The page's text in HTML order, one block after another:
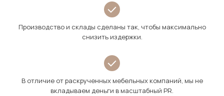
Производство и склады сделаны так, чтобы максимально
снизить издержки.
В отличие от раскрученных мебельных компаний, мы не
вкладываем деньги в масштабный PR.